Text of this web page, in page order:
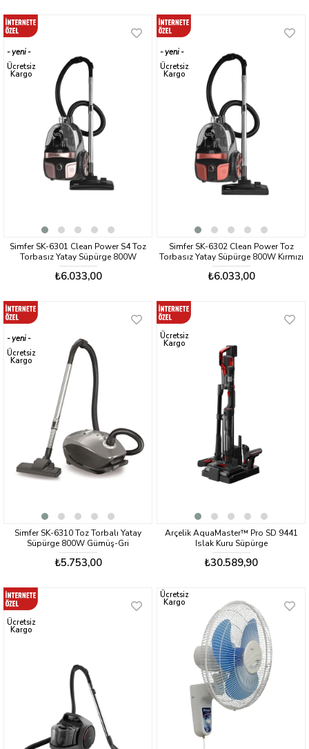
Simfer SK-6301 Clean Power S4 Toz
Torbasız Yatay Süpürge 800W
Rosegold
₺6.033,00
yeni
ürün
Ücretsiz
Kargo
Simfer SK-6302 Clean Power Toz
Torbasız Yatay Süpürge 800W Kırmızı
₺6.033,00
yeni
ürün
Ücretsiz
Kargo
Simfer SK-6310 Toz Torbalı Yatay
Süpürge 800W Gümüş-Gri
₺5.753,00
yeni
ürün
Ücretsiz
Kargo
Arçelik AquaMaster™ Pro SD 9441
Islak Kuru Süpürge
₺30.589,90
Ücretsiz
Kargo
Ücretsiz
Kargo
Ücretsiz
Kargo